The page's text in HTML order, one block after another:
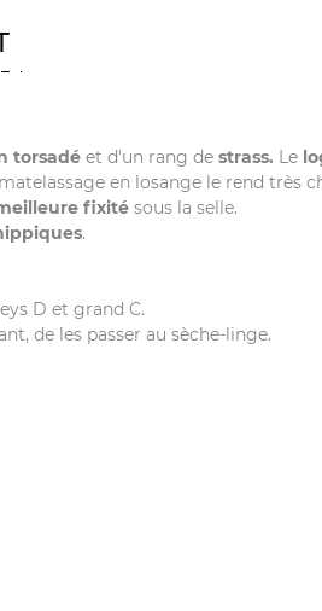
torsadé et d'un rang de strass. Le
en losange le rend très
fixitésous la selle.
.
D et grand C.
de les passer au sèche-linge.